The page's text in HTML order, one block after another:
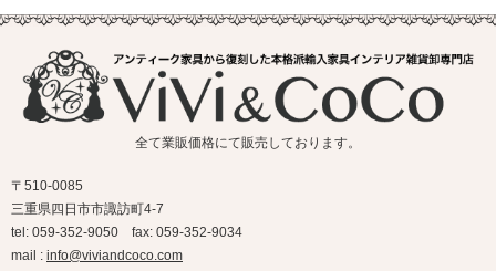
全て業販価格にて販売しております。
〒510-0085
三重県四日市市諏訪町4-7
tel: 059-352-9050 fax: 059-352-9034
mail : info@viviandcoco.com